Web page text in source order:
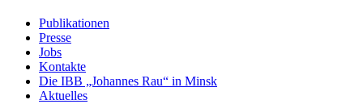
Publikationen
Presse
Jobs
Kontakte
Die IBB „Johannes Rau“ in Minsk
Aktuelles